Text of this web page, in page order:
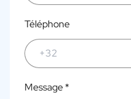
Téléphone
Message *